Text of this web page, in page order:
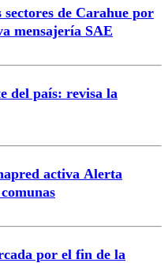
sectores de Carahue por
mensajería SAE
del país: revisa la
activa Alerta
por el fin de la